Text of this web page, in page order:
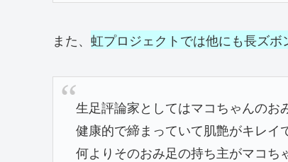
また、 虹プロジェクトでは他にも長ズボ
生足評論家としてはマコちゃんの
健康的で締まっていて肌艶がキレイ
何よりそのおみ足の持ち主がマコ